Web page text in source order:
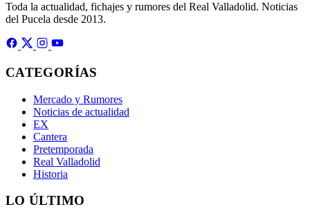
Toda la actualidad, fichajes y rumores del Real Valladolid. Noticias
del Pucela desde 2013.
CATEGORÍAS
Mercado y Rumores
Noticias de actualidad
EX
Cantera
Pretemporada
Real Valladolid
Historia
LO ÚLTIMO